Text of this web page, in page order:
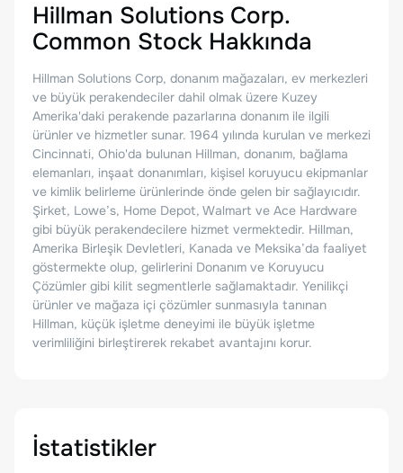
Hillman Solutions Corp.
Common Stock Hakkında
Hillman Solutions Corp, donanım mağazaları, ev merkezleri
ve büyük perakendeciler dahil olmak üzere Kuzey
Amerika'daki perakende pazarlarına donanım ile ilgili
ürünler ve hizmetler sunar. 1964 yılında kurulan ve merkezi
Cincinnati, Ohio'da bulunan Hillman, donanım, bağlama
elemanları, inşaat donanımları, kişisel koruyucu ekipmanlar
ve kimlik belirleme ürünlerinde önde gelen bir sağlayıcıdır.
Şirket, Lowe’s, Home Depot, Walmart ve Ace Hardware
gibi büyük perakendecilere hizmet vermektedir. Hillman,
Amerika Birleşik Devletleri, Kanada ve Meksika’da faaliyet
göstermekte olup, gelirlerini Donanım ve Koruyucu
Çözümler gibi kilit segmentlerle sağlamaktadır. Yenilikçi
ürünler ve mağaza içi çözümler sunmasıyla tanınan
Hillman, küçük işletme deneyimi ile büyük işletme
verimliliğini birleştirerek rekabet avantajını korur.
İstatistikler